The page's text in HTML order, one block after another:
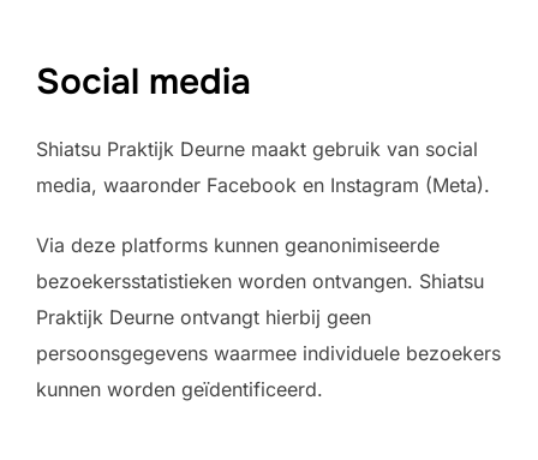
Social media
Shiatsu Praktijk Deurne maakt gebruik van social
media, waaronder Facebook en Instagram (Meta).
Via deze platforms kunnen geanonimiseerde
bezoekersstatistieken worden ontvangen. Shiatsu
Praktijk Deurne ontvangt hierbij geen
persoonsgegevens waarmee individuele bezoekers
kunnen worden geïdentificeerd.